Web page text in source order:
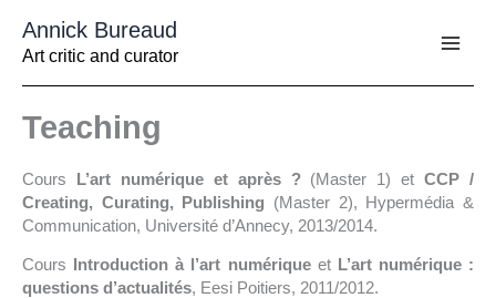
contenu
Annick Bureaud
Art critic and curator
Teaching
Cours L’art numérique et après ?(Master 1) etCCP /
Creating, Curating, Publishing (Master 2), Hypermédia &
Communication, Université d’Annecy, 2013/2014.
Cours Introduction à l’art numériqueet L’art numérique :
questions d’actualités, Eesi Poitiers, 2011/2012.